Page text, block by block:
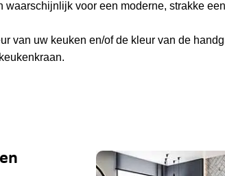
voor een moderne, strakke
van uw keuken en/of de kleur van de